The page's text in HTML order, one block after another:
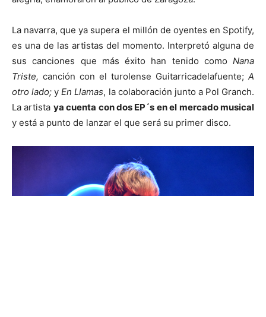
La navarra, que ya supera el millón de oyentes en Spotify,
es una de las artistas del momento. Interpretó alguna de
sus canciones que más éxito han tenido como Nana
Triste, canción con el turolense Guitarricadelafuente; A
otro lado; yEn Llamas, la colaboración junto a Pol Granch.
La artista ya cuenta con dos EP´s en el mercado musical
y está a punto de lanzar el que será su primer disco.